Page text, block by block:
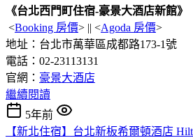
《台北西門町住宿-豪景大酒店新館》
<Booking 房價> || <Agoda 房價>
地址：台北市萬華區成都路173-1號
電話：02-23113131
官網： 豪景大酒店
繼續閱讀
5年前
【新北住宿】台北新板希爾頓酒店